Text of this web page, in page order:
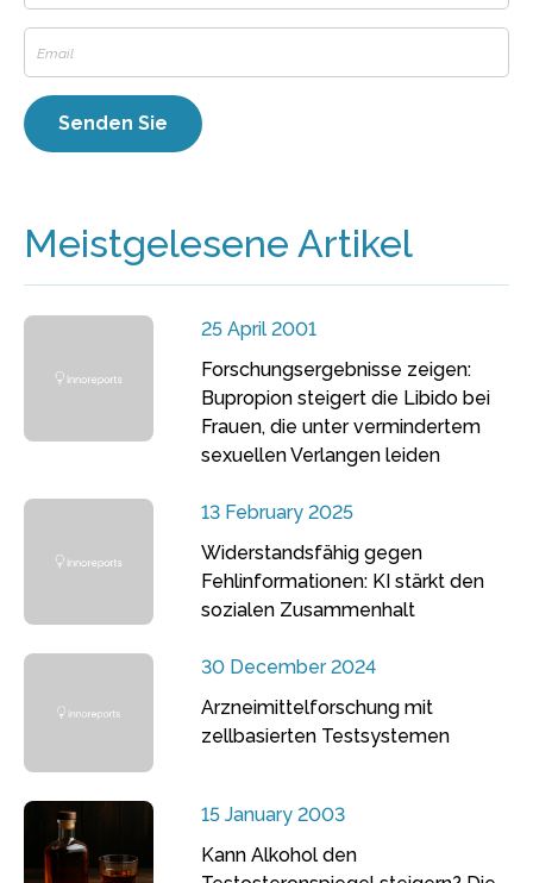
Meistgelesene Artikel
25 April 2001
Forschungsergebnisse zeigen:
Bupropion steigert die Libido bei
Frauen, die unter vermindertem
sexuellen Verlangen leiden
13 February 2025
Widerstandsfähig gegen
Fehlinformationen: KI stärkt den
sozialen Zusammenhalt
30 December 2024
Arzneimittelforschung mit
zellbasierten Testsystemen
15 January 2003
Kann Alkohol den